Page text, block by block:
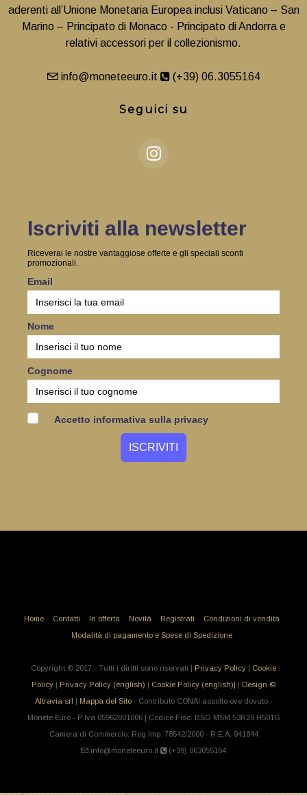
Specializzati in tutte le emissioni numismatiche dei paesi
aderenti all’Unione Monetaria Europea inclusi Vaticano – San
Marino – Principato di Monaco - Principato di Andorra e
Iscriviti alla newsletter
promozionali.
Email
Nome
Cognome
Accetto informativa sulla privacy
Contatti In offerta Novità Registrati
Condizioni di vendita
Copyright © 2017 - Tutti i diritti sono riservati | Privacy Policy|Cookie
Policy| Privacy Policy (english) | Cookie Policy (english)| |Design ©
Mappa del Sito- Contributo CONAI assolto ove dovuto -